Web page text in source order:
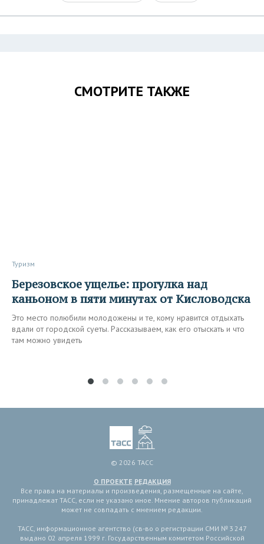
СМОТРИТЕ ТАКЖЕ
Туризм
Березовское ущелье: прогулка над
каньоном в пяти минутах от Кисловодска
Это место полюбили молодожены и те, кому нравится отдыхать
вдали от городской суеты. Рассказываем, как его отыскать и что
там можно увидеть
© 2026 ТАСС
О ПРОЕКТЕ РЕДАКЦИЯ
Все права на материалы и произведения, размещенные на сайте,
принадлежат ТАСС, если не указано иное. Мнение авторов публикаций
может не совпадать с мнением редакции.
ТАСС, информационное агентство (св-во о регистрации СМИ № 3 247
выдано 02 апреля 1999 г. Государственным комитетом Российской